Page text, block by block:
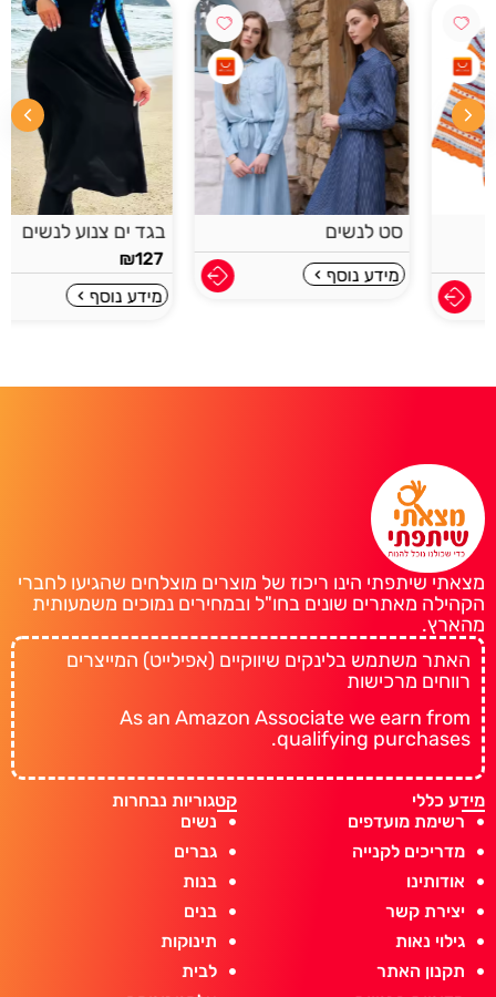
סט לנשים
מידע נוסף
בגד ים צנוע לנשים
₪127
מידע נוסף
מצאתי שיתפתי הינו ריכוז של מוצרים מוצלחים שהגיעו לחברי
הקהילה מאתרים שונים בחו"ל ובמחירים נמוכים משמעותית
מהארץ.
האתר משתמש בלינקים שיווקיים (אפילייט) המייצרים
רווחים מרכישות
As an Amazon Associate we earn from
qualifying purchases.
מידע כללי
רשימת מועדפים
מדריכים לקנייה
אודותינו
יצירת קשר
גילוי נאות
תקנון האתר
קטגוריות נבחרות
נשים
גברים
בנות
בנים
תינוקות
לבית